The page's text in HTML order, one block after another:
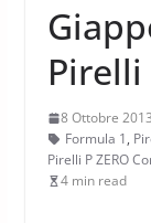
Pirelli
8 Ottobre 2013
Formula 1,
Pirelli P ZERO
4 min read